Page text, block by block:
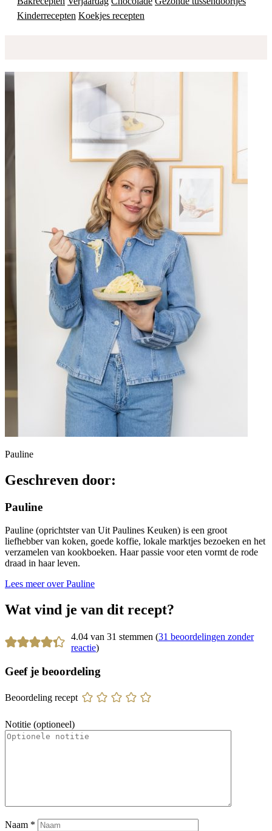
Kinderrecepten Koekjes recepten
Pauline
Geschreven door:
Pauline
Pauline (oprichtster van Uit Paulines Keuken) is een groot
liefhebber van koken, goede koffie, lokale marktjes bezoeken en het
verzamelen van kookboeken. Haar passie voor eten vormt de rode
draad in haar leven.
Lees meer over Pauline
Wat vind je van dit recept?
4.04 van 31 stemmen (31 beoordelingen zonder
reactie)
Geef je beoordeling
Beoordeling recept
Notitie (optioneel)
Naam *